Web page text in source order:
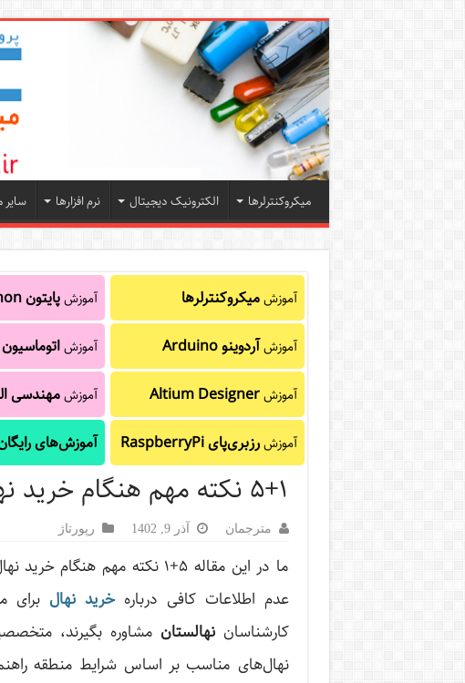
میکروکنترلرها الکترونیک دیجیتال نرم افزارها
آموزشمیکروکنترلرها
آموزشآردوینو Arduino
آموزشAltium Designer
آموزشرزبری‌پای RaspberryPi
آموزشپایتون Python
آموزش
آموزشمهندسی
آموزش‌های
۵+۱ نکته مهم هنگام خرید نهال
مترجمان آذر 9, 1402 رپورتاژ‌
ما در این مقاله ۵+۱ نکته مهم
عدم اطلاعات کافی دربارهخرید نهال برای
کارشناسان نهالستان مشاوره بگیرند،
نهال‌های مناسب بر اساس شرایط منطقه